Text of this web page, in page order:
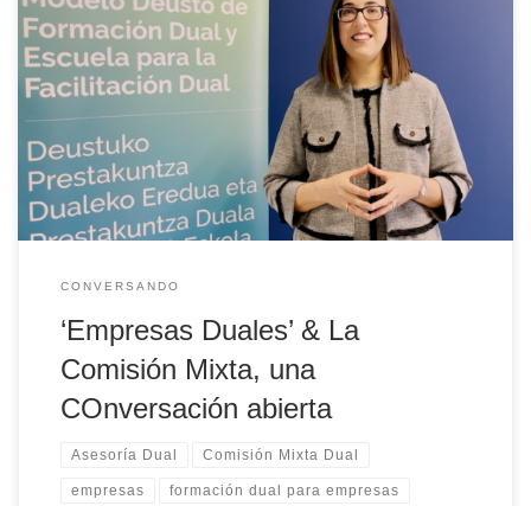
¿Cómo se relaciona la universidad con empresas COlaboradoras
en formación Dual? ¿Qué es la Comisión Mixta? Desde la Unidad
de Formación Dual abrimos espacios de COnversación y
COoperación con las empresas, y la Comisión Mixta representa
uno de estos espacios.
CONVERSANDO
‘Empresas Duales’ & La
Comisión Mixta, una
COnversación abierta
Asesoría Dual Comisión Mixta Dual
empresas formación dual para empresas